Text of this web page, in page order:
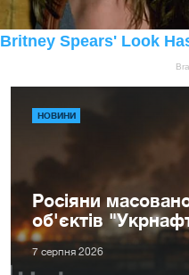
НОВИНИ
Росіяни
об'єктів
7 серпня 2026